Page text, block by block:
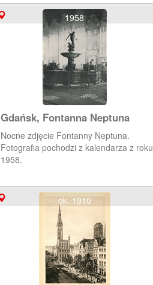
1958
Gdańsk, Fontanna Neptuna
Nocne zdjęcie Fontanny Neptuna.
Fotografia pochodzi z kalendarza z roku
1958.
ok. 1910